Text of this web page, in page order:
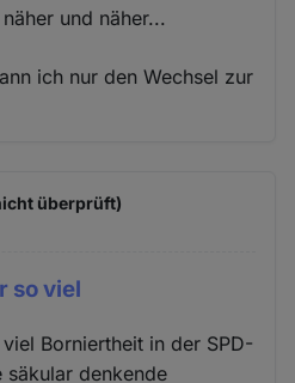
und näher...
ich nur den Wechsel zur
überprüft)
so viel
Borniertheit in der SPD-
säkular denkende